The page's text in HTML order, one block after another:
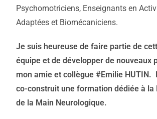
Psychomotriciens, Enseignants en
Adaptées et Biomécaniciens.
Je suis heureuse de faire partie de
équipe et de développer de nouveaux
mon amie et collègue #Emilie HUTIN.
co-construit une formation dédiée à la
de la Main Neurologique.